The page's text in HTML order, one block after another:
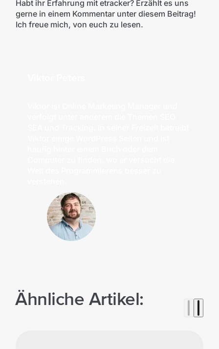
Habt ihr Erfahrung mit etracker? Erzählt es uns
gerne in einem Kommentar unter diesem Beitrag!
Ich freue mich, von euch zu lesen.
Ähnliche Artikel: